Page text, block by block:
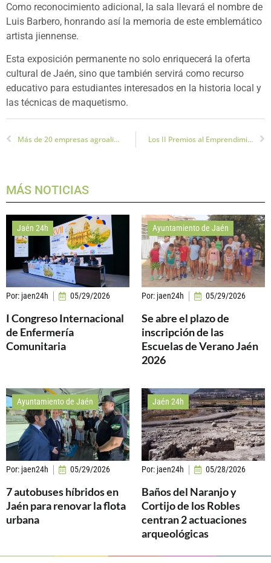
Como reconocimiento adicional, la sala llevará el nombre de
Luis Barbero, honrando así la memoria de este emblemático
artista jiennense.
Esta exposición permanente no solo enriquecerá la oferta
cultural de Jaén, sino que también servirá como recurso
educativo para estudiantes interesados en la historia local y
las técnicas de maquetismo.
Más de 20 empresas agroalimentarias de Jaén reciben el sello de calidad Degusta Jaén Los II Premios al Emprendimiento y Liderazgo Femenino en Jaén
MÁS NOTICIAS
Jaén 24h
Por: jaen24h 05/29/2026
I Congreso Internacional
de Enfermería
Comunitaria
Ayuntamiento de Jaén
Por: jaen24h 05/29/2026
Se abre el plazo de
inscripción de las
Escuelas de Verano Jaén
2026
Ayuntamiento de Jaén
Por: jaen24h 05/29/2026
7 autobuses híbridos en
Jaén para renovar la flota
urbana
Jaén 24h
Por: jaen24h 05/28/2026
Baños del Naranjo y
Cortijo de los Robles
centran 2 actuaciones
arqueológicas